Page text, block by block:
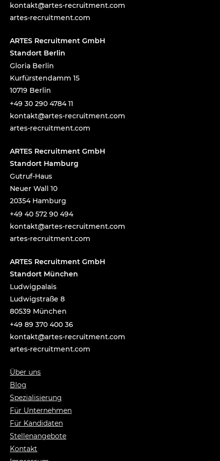
moc.t
nemti
urcer
-setr
a@tka
tnok
artes-recruitment.com
ARTES Recruitment GmbH
Standort Berlin
Gloria Berlin
Kurfürstendamm 15
10719 Berlin
+49 30 290 4784 11
moc.t
nemti
urcer
-setr
a@tka
tnok
artes-recruitment.com
ARTES Recruitment GmbH
Standort Hamburg
Gutruf-Haus
Neuer Wall 10
20354 Hamburg
+49 40 572 90 494
moc.t
nemti
urcer
-setr
a@tka
tnok
artes-recruitment.com
ARTES Recruitment GmbH
Standort München
Ludwigpalais
Ludwigstraße 8
80539 München
+49 89 370 400 36
moc.t
nemti
urcer
-setr
a@tka
tnok
artes-recruitment.com
Über uns
Blog
Spezialisierung
Für Unternehmen
Für Kandidaten
Stellenangebote
Kontakt